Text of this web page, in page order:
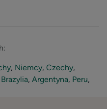
, Niemcy, Czechy,
Brazylia, Argentyna, Peru,